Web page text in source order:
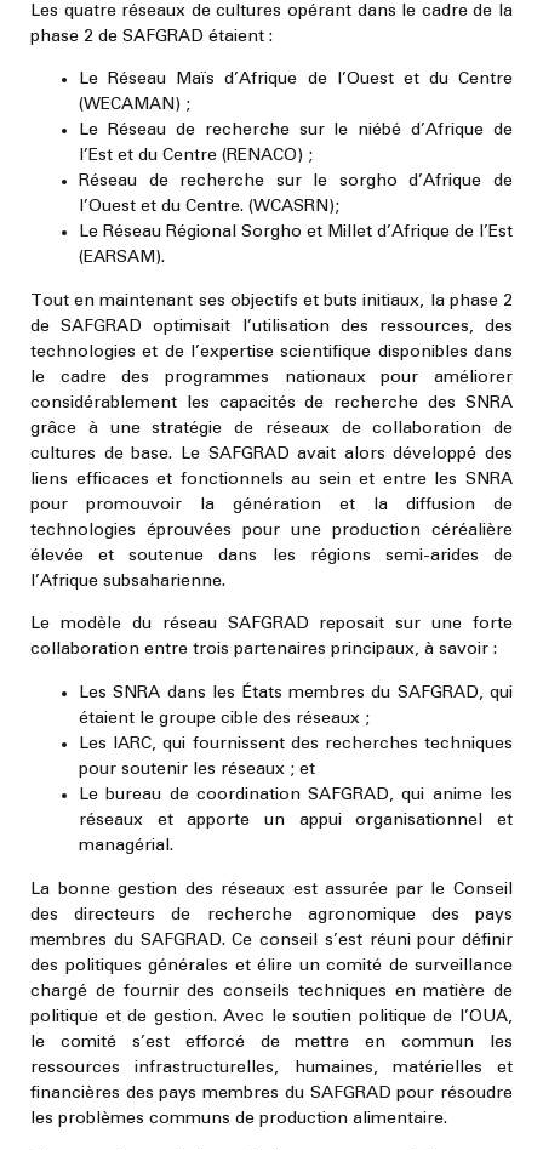
Les quatre réseaux de cultures opérant dans le cadre de la
phase 2 de SAFGRAD étaient :
Le Réseau Maïs d’Afrique de l’Ouest et du Centre
(WECAMAN) ;
Le Réseau de recherche sur le niébé d’Afrique de
l’Est et du Centre (RENACO) ;
Réseau de recherche sur le sorgho d’Afrique de
l’Ouest et du Centre. (WCASRN);
Le Réseau Régional Sorgho et Millet d’Afrique de l’Est
(EARSAM).
Tout en maintenant ses objectifs et buts initiaux, la phase 2
de SAFGRAD optimisait l’utilisation des ressources, des
technologies et de l’expertise scientifique disponibles dans
le cadre des programmes nationaux pour améliorer
considérablement les capacités de recherche des SNRA
grâce à une stratégie de réseaux de collaboration de
cultures de base. Le SAFGRAD avait alors développé des
liens efficaces et fonctionnels au sein et entre les SNRA
pour promouvoir la génération et la diffusion de
technologies éprouvées pour une production céréalière
élevée et soutenue dans les régions semi-arides de
l’Afrique subsaharienne.
Le modèle du réseau SAFGRAD reposait sur une forte
collaboration entre trois partenaires principaux, à savoir :
Les SNRA dans les États membres du SAFGRAD, qui
étaient le groupe cible des réseaux ;
Les IARC, qui fournissent des recherches techniques
pour soutenir les réseaux ; et
Le bureau de coordination SAFGRAD, qui anime les
réseaux et apporte un appui organisationnel et
managérial.
La bonne gestion des réseaux est assurée par le Conseil
des directeurs de recherche agronomique des pays
membres du SAFGRAD. Ce conseil s’est réuni pour définir
des politiques générales et élire un comité de surveillance
chargé de fournir des conseils techniques en matière de
politique et de gestion. Avec le soutien politique de l’OUA,
le comité s’est efforcé de mettre en commun les
ressources infrastructurelles, humaines, matérielles et
financières des pays membres du SAFGRAD pour résoudre
les problèmes communs de production alimentaire.